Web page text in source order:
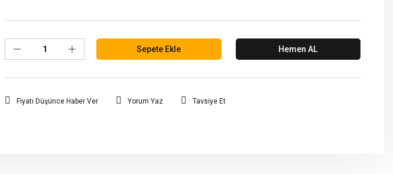
Sepete Ekle Hemen AL
Fiyatı Düşünce Haber Ver Yorum Yaz Tavsiye Et